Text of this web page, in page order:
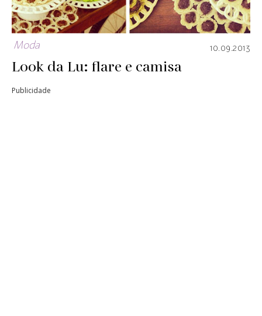
Moda 10.09.2013
Look da Lu: flare e camisa
Publicidade